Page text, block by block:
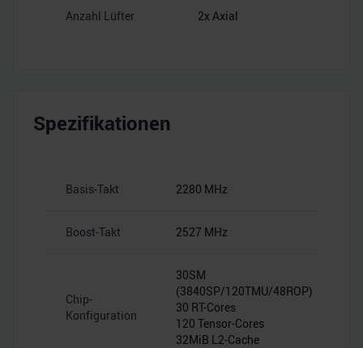
Anzahl Lüfter 2x Axial
Spezifikationen
Basis-Takt 2280 MHz
Boost-Takt 2527 MHz
Chip-
Konfiguration
30SM
(3840SP/120TMU/48ROP)
30 RT-Cores
120 Tensor-Cores
32MiB L2-Cache